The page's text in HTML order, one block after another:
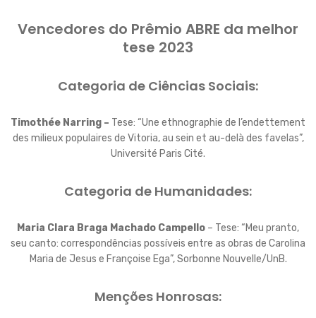
Vencedores do Prêmio ABRE da melhor
tese 2023
Categoria de Ciências Sociais:
Timothée Narring – Tese: “Une ethnographie de l’endettement
des milieux populaires de Vitoria, au sein et au-delà des favelas”,
Université Paris Cité.
Categoria de Humanidades:
Maria Clara Braga Machado Campello – Tese: “Meu pranto,
seu canto: correspondências possíveis entre as obras de Carolina
Maria de Jesus e Françoise Ega”, Sorbonne Nouvelle/UnB.
Menções Honrosas: